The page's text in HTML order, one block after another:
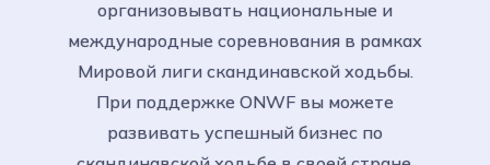
организовывать национальные и
международные соревнования в рамках
Мировой лиги скандинавской ходьбы.
При поддержке ONWF вы можете
развивать успешный бизнес по